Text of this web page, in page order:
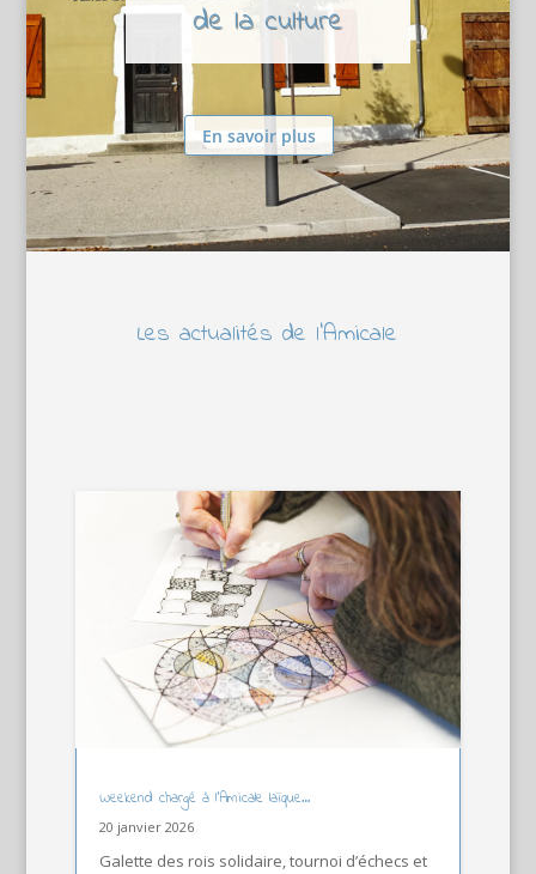
de la culture
En savoir plus
Les actualités de l’Amicale
Weekend chargé à l’Amicale laïque…
20 janvier 2026
Galette des rois solidaire, tournoi d’échecs et